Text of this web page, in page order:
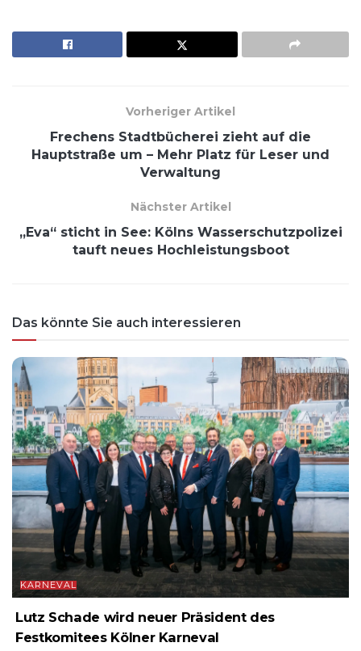
Vorheriger Artikel
Frechens Stadtbücherei zieht auf die
Hauptstraße um – Mehr Platz für Leser und
Verwaltung
Nächster Artikel
„Eva“ sticht in See: Kölns Wasserschutzpolizei
tauft neues Hochleistungsboot
Das könnte Sie auch interessieren
KARNEVAL
Lutz Schade wird neuer Präsident des
Festkomitees Kölner Karneval